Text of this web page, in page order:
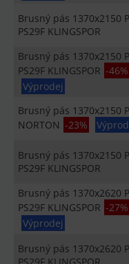
Brusný pás 1370x2150
PS29F KLINGSPOR
Brusný pás 1370x2150
PS29F KLINGSPOR -46%
Výprodej
Brusný pás 1370x2150
NORTON -23%
Brusný pás 1370x2150
PS29F KLINGSPOR
Brusný pás 1370x2620
PS29F KLINGSPOR -27%
Výprodej
Brusný pás 1370x2620
PS29F KLINGSPOR